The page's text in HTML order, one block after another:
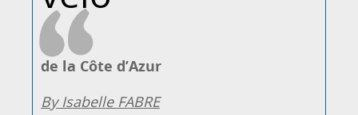
de la Côte d’Azur
By Isabelle FABRE